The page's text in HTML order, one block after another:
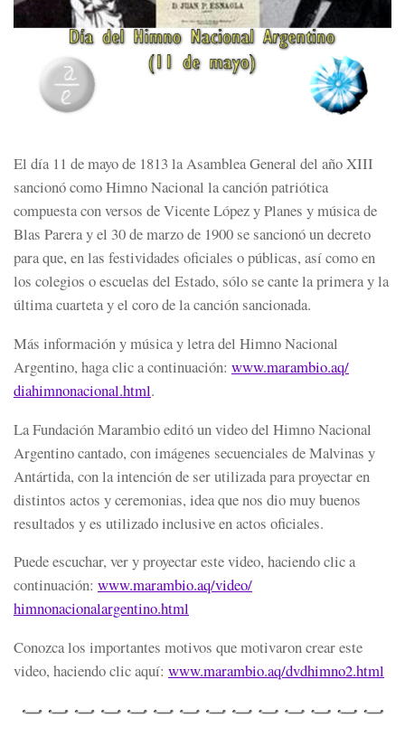
El día 11 de mayo de 1813 la Asamblea General del año XIII
sancionó como Himno Nacional la canción patriótica
compuesta con versos de Vicente López y Planes y música de
Blas Parera y el 30 de marzo de 1900 se sancionó un decreto
para que, en las festividades oficiales o públicas, así como en
los colegios o escuelas del Estado, sólo se cante la primera y la
última cuarteta y el coro de la canción sancionada.
Más información y música y letra del Himno Nacional
Argentino, haga clic a continuación: www.marambio.aq/
diahimnonacional.html.
La Fundación Marambio editó un video del Himno Nacional
Argentino cantado, con imágenes secuenciales de Malvinas y
Antártida, con la intención de ser utilizada para proyectar en
distintos actos y ceremonias, idea que nos dio muy buenos
resultados y es utilizado inclusive en actos oficiales.
Puede escuchar, ver y proyectar este video, haciendo clic a
continuación: www.marambio.aq/video/
himnonacionalargentino.html
Conozca los importantes motivos que motivaron crear este
video, haciendo clic aquí: www.marambio.aq/dvdhimno2.html